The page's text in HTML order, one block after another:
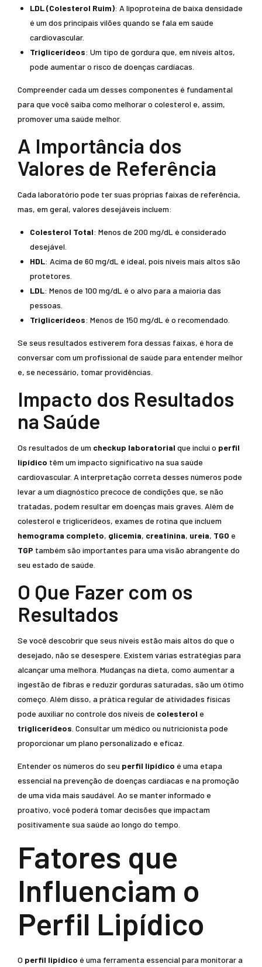
LDL (Colesterol Ruim): A lipoproteína de baixa densidade
é um dos principais vilões quando se fala em saúde
cardiovascular.
Triglicerídeos: Um tipo de gordura que, em níveis altos,
pode aumentar o risco de doenças cardíacas.
Compreender cada um desses componentes é fundamental
para que você saiba como melhorar o colesterol e, assim,
promover uma saúde melhor.
A Importância dos
Valores de Referência
Cada laboratório pode ter suas próprias faixas de referência,
mas, em geral, valores desejáveis incluem:
Colesterol Total: Menos de 200 mg/dL é considerado
desejável.
HDL: Acima de 60 mg/dL é ideal, pois níveis mais altos são
protetores.
LDL: Menos de 100 mg/dL é o alvo para a maioria das
pessoas.
Triglicerídeos: Menos de 150 mg/dL é o recomendado.
Se seus resultados estiverem fora dessas faixas, é hora de
conversar com um profissional de saúde para entender melhor
e, se necessário, tomar providências.
Impacto dos Resultados
na Saúde
Os resultados de um checkup laboratorial que inclui o perfil
lipídico têm um impacto significativo na sua saúde
cardiovascular. A interpretação correta desses números pode
levar a um diagnóstico precoce de condições que, se não
tratadas, podem resultar em doenças mais graves. Além de
colesterol e triglicerídeos, exames de rotina que incluem
hemograma completo, glicemia, creatinina, ureia, TGO e
TGP também são importantes para uma visão abrangente do
seu estado de saúde.
O Que Fazer com os
Resultados
Se você descobrir que seus níveis estão mais altos do que o
desejado, não se desespere. Existem várias estratégias para
alcançar uma melhora. Mudanças na dieta, como aumentar a
ingestão de fibras e reduzir gorduras saturadas, são um ótimo
começo. Além disso, a prática regular de atividades físicas
pode auxiliar no controle dos níveis de colesterol e
triglicerídeos . Consultar um médico ou nutricionista pode
proporcionar um plano personalizado e eficaz.
Entender os números do seu perfil lipídico é uma etapa
essencial na prevenção de doenças cardíacas e na promoção
de uma vida mais saudável. Ao se manter informado e
proativo, você poderá tomar decisões que impactam
positivamente sua saúde ao longo do tempo.
Fatores que
Influenciam o
Perfil Lipídico
O perfil lipídico é uma ferramenta essencial para monitorar a